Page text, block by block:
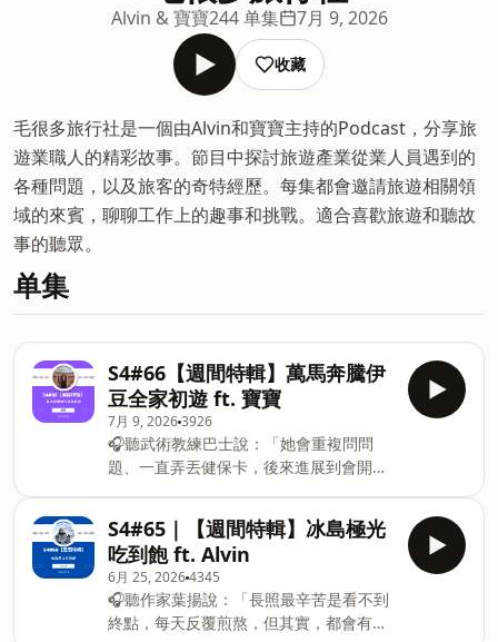
Alvin & 寶寶244 单集 7月 9, 2026
收藏
毛很多旅行社是一個由Alvin和寶寶主持的Podcast，分享旅
遊業職人的精彩故事。節目中探討旅遊產業從業人員遇到的
各種問題，以及旅客的奇特經歷。每集都會邀請旅遊相關領
域的來賓，聊聊工作上的趣事和挑戰。適合喜歡旅遊和聽故
事的聽眾。
单集
S4#66【週間特輯】萬馬奔騰伊
豆全家初遊 ft. 寶寶
7月 9, 20263926
🎧聽武術教練巴士說：「她會重複問問
題、一直弄丟健保卡，後來進展到會開始
https://fstry.pse.is/9b9r9f &nbsp;照顧
人生無法預期何時來！「先來一杯 我們再
聊」聆聽照顧者、陪你預備長照未來！點
擊連結，讓我們有機會不在照顧困境掙
扎。&nbsp; —— 以上為 Firstory
Podcast 廣告 —— S4#66【週間特輯】
S4#65｜【週間特輯】冰島極光
吃到飽 ft. Alvin
6月 25, 20264345
🎧聽作家葉揚說：「長照最辛苦是看不到
終點，每天反覆煎熬，但其實，都會有終